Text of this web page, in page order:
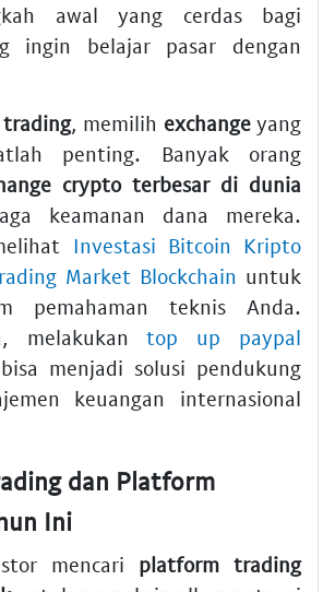
awal yang cerdas bagi
ingin belajar pasar dengan
trading, memilih exchangeyang
penting. Banyak orang
crypto terbesar di dunia
keamanan dana mereka.
Investasi Bitcoin Kripto
Market Blockchain untuk
pemahaman teknis Anda.
melakukantop up paypal
menjadi solusi pendukung
keuangan internasional
dan Platform
Ini
mencari platform trading